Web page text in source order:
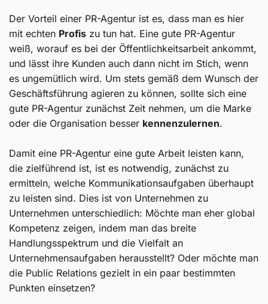
Der Vorteil einer PR-Agentur ist es, dass man es hier
mit echten Profis zu tun hat. Eine gute PR-Agentur
weiß, worauf es bei der Öffentlichkeitsarbeit ankommt,
und lässt ihre Kunden auch dann nicht im Stich, wenn
es ungemütlich wird. Um stets gemäß dem Wunsch der
Geschäftsführung agieren zu können, sollte sich eine
gute PR-Agentur zunächst Zeit nehmen, um die Marke
oder die Organisation besser kennenzulernen.
Damit eine PR-Agentur eine gute Arbeit leisten kann,
die zielführend ist, ist es notwendig, zunächst zu
ermitteln, welche Kommunikationsaufgaben überhaupt
zu leisten sind. Dies ist von Unternehmen zu
Unternehmen unterschiedlich: Möchte man eher global
Kompetenz zeigen, indem man das breite
Handlungsspektrum und die Vielfalt an
Unternehmensaufgaben herausstellt? Oder möchte man
die Public Relations gezielt in ein paar bestimmten
Punkten einsetzen?